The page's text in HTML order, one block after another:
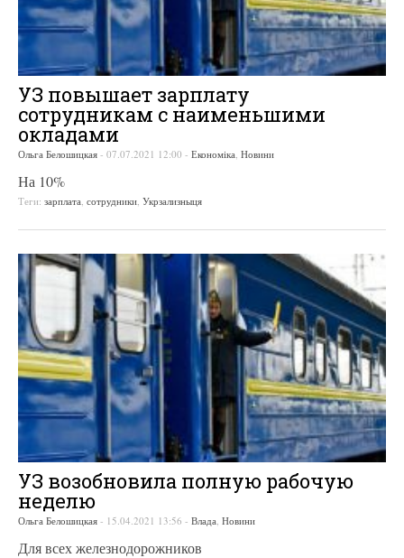
УЗ повышает зарплату
сотрудникам с наименьшими
окладами
Ольга Белошицкая - 07.07.2021 12:00 - Економіка, Новини
На 10%
Теги: зарплата, сотрудники, Укрзализныця
УЗ возобновила полную рабочую
неделю
Ольга Белошицкая - 15.04.2021 13:56 - Влада Новини
Для всех железнодорожников